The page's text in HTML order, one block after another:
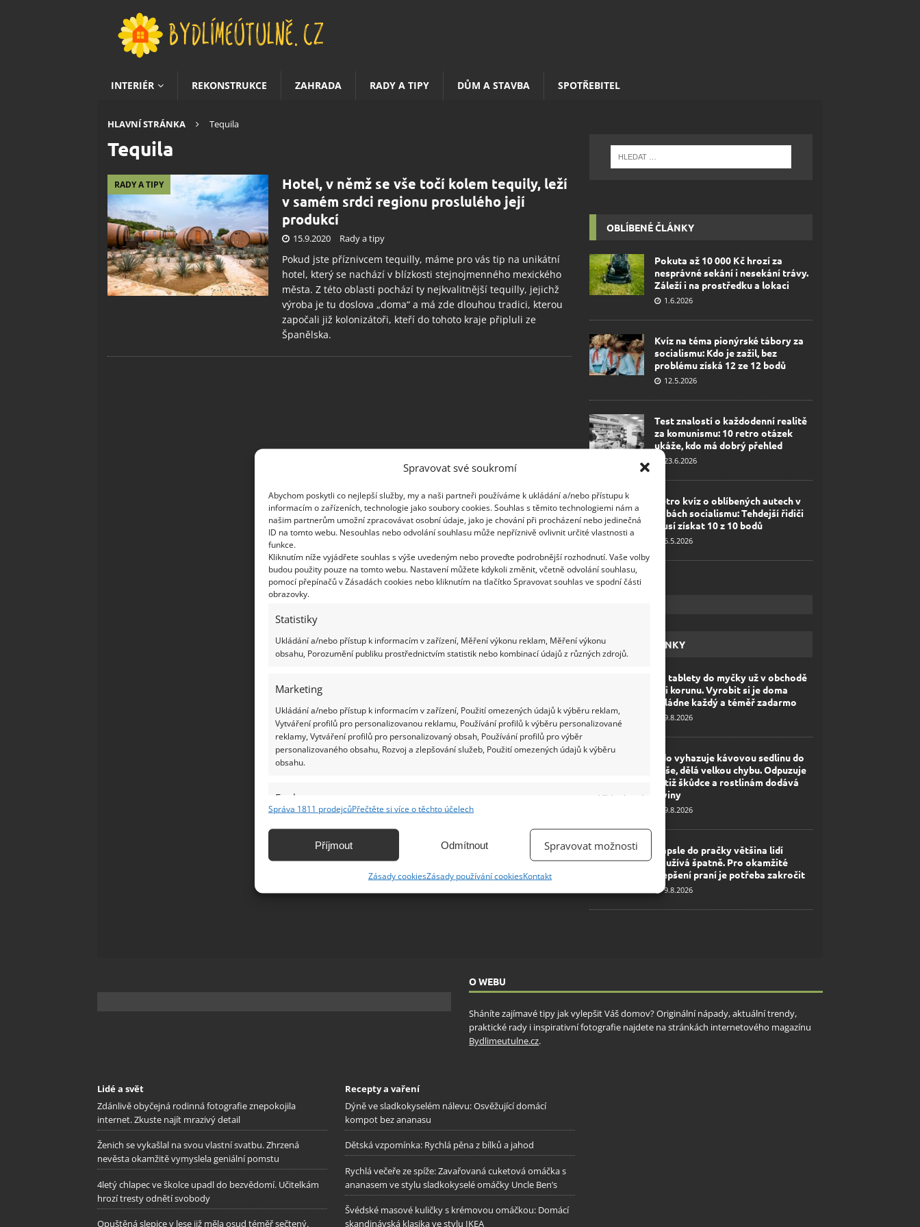
Spravovat své soukromí
Abychom poskytli co nejlepší služby, my a naši partneři používáme k ukládání a/nebo přístupu k
informacím o zařízeních, technologie jako soubory cookies. Souhlas s těmito technologiemi nám a
našim partnerům umožní zpracovávat osobní údaje, jako je chování při procházení nebo jedinečná
ID na tomto webu. Nesouhlas nebo odvolání souhlasu může nepříznivě ovlivnit určité vlastnosti a
funkce.
Kliknutím níže vyjádřete souhlas s výše uvedeným nebo proveďte podrobnější rozhodnutí. Vaše volby
budou použity pouze na tomto webu. Nastavení můžete kdykoli změnit, včetně odvolání souhlasu,
pomocí přepínačů v Zásadách cookies nebo kliknutím na tlačítko Spravovat souhlas ve spodní části
obrazovky.
Statistiky
Ukládání a/nebo přístup k informacím v zařízení, Měření výkonu reklam, Měření výkonu
obsahu, Porozumění publiku prostřednictvím statistik nebo kombinací údajů z různých zdrojů.
Marketing
Ukládání a/nebo přístup k informacím v zařízení, Použití omezených údajů k výběru reklam,
Vytváření profilů pro personalizovanou reklamu, Používání profilů k výběru personalizované
reklamy, Vytváření profilů pro personalizovaný obsah, Používání profilů pro výběr
personalizovaného obsahu, Rozvoj a zlepšování služeb, Použití omezených údajů k výběru
obsahu.
Funkce
Vždy aktivní
Identifikace zařízení na základě automaticky přenášených informací.
základě aktivně vyžádaných informací.
Správa 1811 prodejcůPřečtěte si více o těchto účelech
Příjmout Odmítnout Spravovat možnosti
Zásady cookiesZásady používání cookiesKontakt
INTERIÉR REKONSTRUKCE ZAHRADA RADY A TIPY DŮM A STAVBA SPOTŘEBITEL
HLAVNÍ STRÁNKA Tequila
Tequila
RADY A TIPY
Hotel, v němž se vše točí kolem tequily, leží
v samém srdci regionu proslulého její
produkcí
15.9.2020 Rady a tipy
Pokud jste příznivcem tequilly, máme pro vás tip na unikátní
hotel, který se nachází v blízkosti stejnojmenného mexického
města. Z této oblasti pochází ty nejkvalitnější tequilly, jejichž
výroba je tu doslova „doma“ a má zde dlouhou tradici, kterou
započali již kolonizátoři, kteří do tohoto kraje připluli ze
Španělska.
OBLÍBENÉ ČLÁNKY
Pokuta až 10 000 Kč hrozí za
nesprávné sekání i nesekání trávy.
Záleží i na prostředku a lokaci
1.6.2026
Kvíz na téma pionýrské tábory za
socialismu: Kdo je zažil, bez
problému získá 12 ze 12 bodů
12.5.2026
Test znalostí o každodenní realitě
za komunismu: 10 retro otázek
ukáže, kdo má dobrý přehled
23.6.2026
Retro kvíz o oblíbených autech v
dobách socialismu: Tehdejší řidiči
musí získat 10 z 10 bodů
6.5.2026
ŽHAVÉ NOVINKY
Za tablety do myčky už v obchodě
ani korunu. Vyrobit si je doma
zvládne každý a téměř zadarmo
9.8.2026
Kdo vyhazuje kávovou sedlinu do
koše, dělá velkou chybu. Odpuzuje
totiž škůdce a rostlinám dodává
živiny
9.8.2026
Kapsle do pračky většina lidí
používá špatně. Pro okamžité
zlepšení praní je potřeba zakročit
9.8.2026
O WEBU
Sháníte zajímavé tipy jak vylepšit Váš domov? Originální nápady, aktuální trendy,
praktické rady i inspirativní fotografie najdete na stránkách internetového magazínu
Bydlimeutulne.cz.
Lidé a svět
Zdánlivě obyčejná rodinná fotografie znepokojila
internet. Zkuste najít mrazivý detail
Ženich se vykašlal na svou vlastní svatbu. Zhrzená
nevěsta okamžitě vymyslela geniální pomstu
4letý chlapec ve školce upadl do bezvědomí. Učitelkám
hrozí tresty odnětí svobody
Opuštěná slepice v lese již měla osud téměř sečtený.
Recepty a vaření
Dýně ve sladkokyselém nálevu: Osvěžující domácí
kompot bez ananasu
Dětská vzpomínka: Rychlá pěna z bílků a jahod
Rychlá večeře ze spíže: Zavařovaná cuketová omáčka s
ananasem ve stylu sladkokyselé omáčky Uncle Ben’s
Švédské masové kuličky s krémovou omáčkou: Domácí
skandinávská klasika ve stylu IKEA